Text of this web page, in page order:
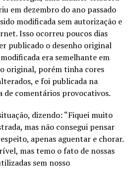
em dezembro do ano passado
modificada sem autorização e
Isso ocorreu poucos dias
publicado o desenho original
era semelhante em
original, porém tinha cores
e foi publicada na
comentários provocativos.
dizendo: “Fiquei muito
mas não consegui pensar
apenas aguentar e chorar.
mas temo o fato de nossas
sem nosso